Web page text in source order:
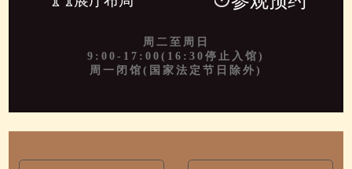
周二至周日
9:00-17:00(16:30停止入馆)
周一闭馆(国家法定节日除外)